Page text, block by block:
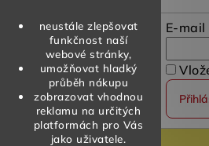
neustále zlepšovat
funkčnost naší
webové stránky,
umožňovat hladký
průběh nákupu
zobrazovat vhodnou
reklamu na určitých
platformách pro Vás
jako uživatele.
E-mail